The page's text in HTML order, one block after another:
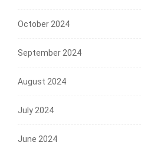
Mensos dan Gubernur
Sekolah...
07/08/2026
October 2024
September 2024
August 2024
July 2024
June 2024